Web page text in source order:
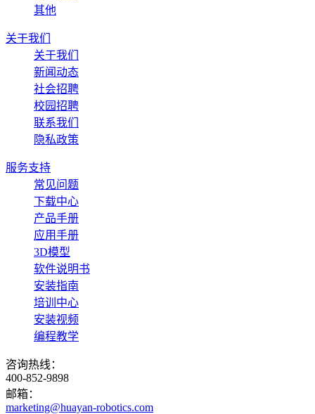
其他
关于我们
关于我们
新闻动态
社会招聘
校园招聘
联系我们
隐私政策
服务支持
常见问题
下载中心
产品手册
应用手册
3D模型
软件说明书
安装指南
培训中心
安装视频
编程教学
咨询热线：
400-852-9898
邮箱：
marketing@huayan-robotics.com